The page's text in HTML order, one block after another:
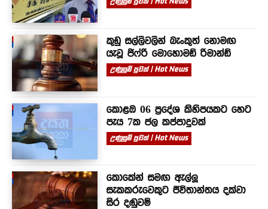
කුඩු සල්ලිවලින් බැංකුත් නොමඟ
යැවූ ජිෆ්රි මොහොමඩ් රිමාන්ඩ්
උණුසුම් පුවත් | Hot News
කොළඹ 06 ප්‍රදේශ කිහිපයකට හෙට
පැය 7ක ජල කප්පාදුවක්
උණුසුම් පුවත් | Hot News
කොකේන් සමඟ ඇල්ලූ
සැකකරුවෙකුට ජීවිතාන්තය දක්වා
සිර දඬුවම්